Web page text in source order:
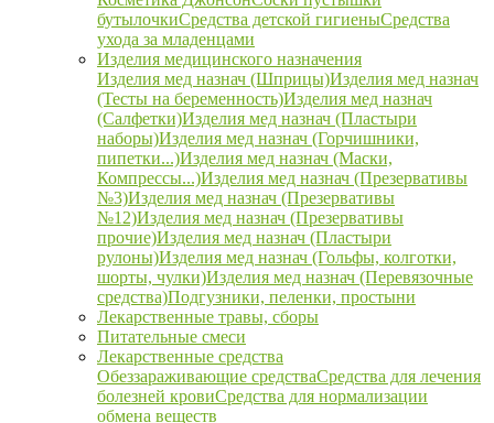
бутылочкиСредства детской гигиеныСредства
ухода за младенцами
Изделия медицинского назначения
Изделия мед назнач (Шприцы)Изделия мед назнач
(Тесты на беременность)Изделия мед назнач
(Салфетки)Изделия мед назнач (Пластыри
наборы)Изделия мед назнач (Горчишники,
пипетки...)Изделия мед назнач (Маски,
Компрессы...)Изделия мед назнач (Презервативы
№3)Изделия мед назнач (Презервативы
№12)Изделия мед назнач (Презервативы
прочие)Изделия мед назнач (Пластыри
рулоны)Изделия мед назнач (Гольфы, колготки,
шорты, чулки)Изделия мед назнач (Перевязочные
средства)Подгузники, пеленки, простыни
Лекарственные травы, сборы
Питательные смеси
Лекарственные средства
Обеззараживающие средстваСредства для лечения
болезней кровиСредства для нормализации
обмена веществ